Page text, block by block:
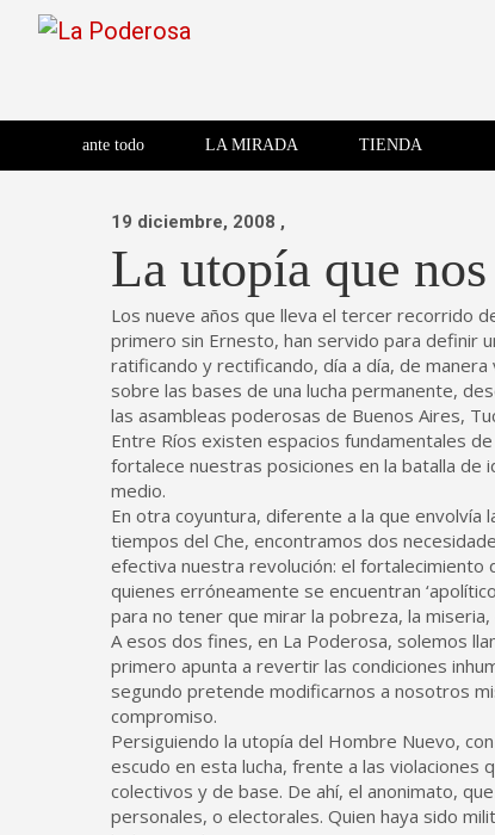
Saltar
La Poderosa
brazo literario del movimiento
La Poderosa
Revista de cultura villera, brazo literario del movimiento
ante todo LA MIRADA TIENDA
19 diciembre, 2008 ,
La utopía que
Los nueve años que lleva el tercer recorrido
primero sin Ernesto, han servido para definir
ratificando y rectificando, día a día, de
sobre las bases de una lucha permanente,
las asambleas poderosas de Buenos Aires,
Entre Ríos existen espacios fundamentales
fortalece nuestras posiciones en la batalla de
medio.
En otra coyuntura, diferente a la que
tiempos del Che, encontramos dos
efectiva nuestra revolución: el fortalecimiento
quienes erróneamente se encuentran
para no tener que mirar la pobreza, la
A esos dos fines, en La Poderosa, solemos
primero apunta a revertir las condiciones
segundo pretende modificarnos a nosotros
compromiso.
Persiguiendo la utopía del Hombre Nuevo,
escudo en esta lucha, frente a las
colectivos y de base. De ahí, el anonimato,
personales, o electorales. Quien haya sido